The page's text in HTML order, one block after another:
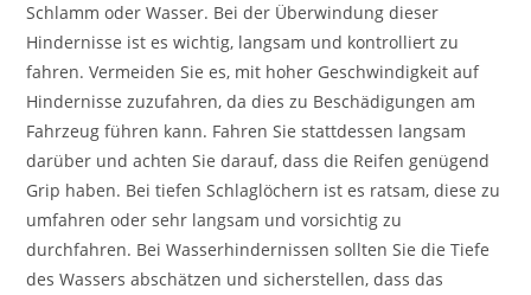
Schlamm oder Wasser. Bei der Überwindung dieser
Hindernisse ist es wichtig, langsam und kontrolliert zu
fahren. Vermeiden Sie es, mit hoher Geschwindigkeit auf
Hindernisse zuzufahren, da dies zu Beschädigungen am
Fahrzeug führen kann. Fahren Sie stattdessen langsam
darüber und achten Sie darauf, dass die Reifen genügend
Grip haben. Bei tiefen Schlaglöchern ist es ratsam, diese zu
umfahren oder sehr langsam und vorsichtig zu
durchfahren. Bei Wasserhindernissen sollten Sie die Tiefe
des Wassers abschätzen und sicherstellen, dass das